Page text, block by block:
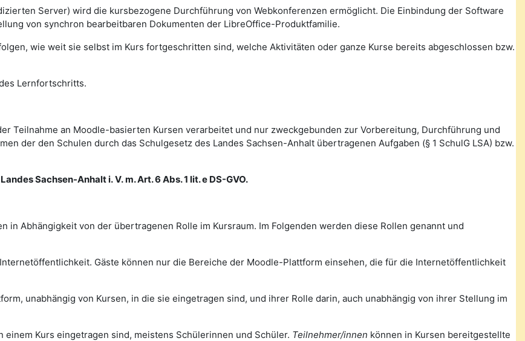
Server) wird die kursbezogene Durchführung von Webkonferenzen ermöglicht. Die Einbindung der Software
von synchron bearbeitbaren Dokumenten der LibreOffice-Produktfamilie.
wie weit sie selbst im Kurs fortgeschritten sind, welche Aktivitäten oder ganze Kurse bereits abgeschlossen bzw.
Lernfortschritts.
Teilnahme an Moodle-basierten Kursen verarbeitet und nur zweckgebunden zur Vorbereitung, Durchführung und
der den Schulen durch das Schulgesetz des Landes Sachsen-Anhalt übertragenen Aufgaben (§ 1 SchulG LSA) bzw.
Sachsen-Anhalt i. V. m. Art. 6 Abs. 1 lit. e DS-GVO.
Abhängigkeit von der übertragenen Rolle im Kursraum. Im Folgenden werden diese Rollen genannt und
Gäste können nur die Bereiche der Moodle-Plattform einsehen, die für die Internetöffentlichkeit
unabhängig von Kursen, in die sie eingetragen sind, und ihrer Rolle darin, auch unabhängig von ihrer Stellung im
einem Kurs eingetragen sind, meistens Schülerinnen und Schüler. Teilnehmer/innen können in Kursen bereitgestellte